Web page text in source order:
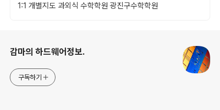
1:1 개별지도 과외식 수학학원 광진구수학학원
감마의 하드웨어정보.
구독하기